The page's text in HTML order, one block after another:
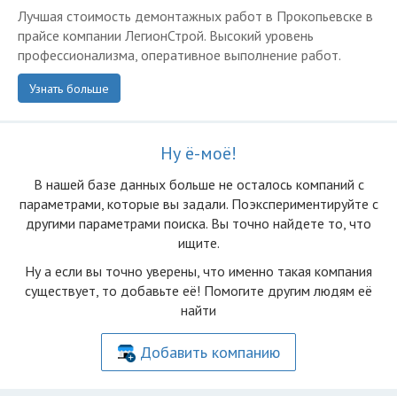
Лучшая стоимость демонтажных работ в Прокопьевске в
прайсе компании ЛегионСтрой. Высокий уровень
профессионализма, оперативное выполнение работ.
Узнать больше
Ну ё-моё!
В нашей базе данных больше не осталоcь компаний с
параметрами, которые вы задали. Поэкспериментируйте с
другими параметрами поиска. Вы точно найдете то, что
ищите.
Ну а если вы точно уверены, что именно такая компания
существует, то добавьте её! Помогите другим людям её
найти
Добавить компанию